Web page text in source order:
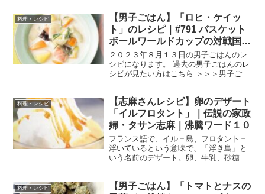
絵里奈さん迎えて、「猛暑を乗り切る！
最強レシピ 真夏のスタ...
料理・レシピ
【男子ごはん】「ロヒ・ケイッ
ト」のレシピ｜#791 バスケット
ボールワールドカップの対戦国料
理
２０２３年８月１３日の男子ごはんのレ
シピになります。 過去の男子ごはんのレ
シピが見たい方はこちら ＞＞＞男子ごは
理です。 （出典：） 材料 生鮭 ３５０g
じゃがい...
料理・レシピ
【志麻さんレシピ】卵のデザート
「イルフロタント」｜伝説の家政
婦・タサン志麻｜沸騰ワード１０
フランス語で、イル＝島、フロタント＝
浮いているという意味で、「浮き島」と
いう名前のデザート。卵、牛乳、砂糖の
の沸騰ワード10の伝説の家政婦・志麻さ
料理・レシピ
【男子ごはん】「トマトとナスの